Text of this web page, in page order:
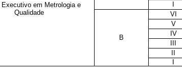
em Metrologia e
Qualidade
B
VI
V
IV